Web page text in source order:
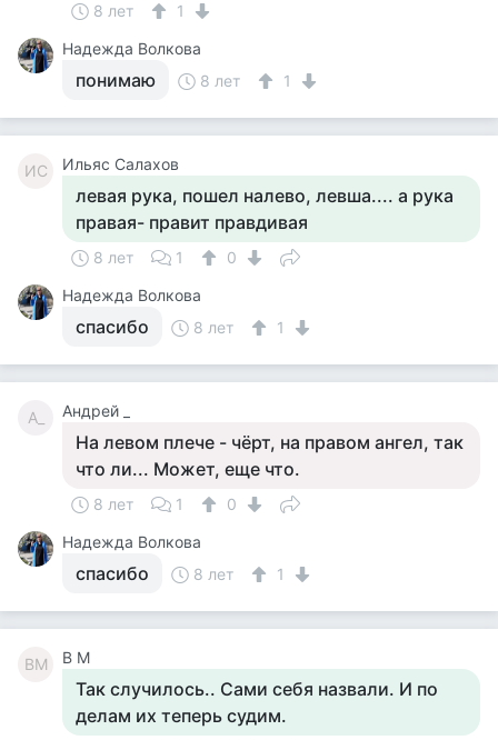
8 лет
1
Надежда Волкова
понимаю 8 лет 1
ИС Ильяс Салахов
левая рука, пошел налево, левша.... а рука
правая- правит правдивая
8 лет 1
0
Надежда Волкова
спасибо 8 лет 1
А_ Андрей _
На левом плече - чёрт, на правом ангел, так
что ли... Может, еще что.
8 лет 1
0
Надежда Волкова
спасибо 8 лет 1
ВМ В М
Так случилось.. Сами себя назвали. И по
делам их теперь судим.